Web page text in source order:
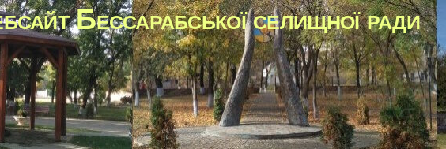
Бессарабської селищної ради